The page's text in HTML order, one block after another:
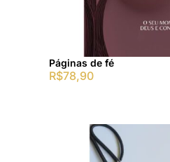
Páginas de fé
R$78,90